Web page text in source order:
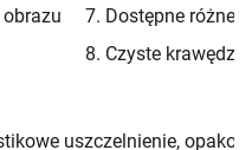
7. Dostępne różne
8. Czyste krawędzie
uszczelnienie,